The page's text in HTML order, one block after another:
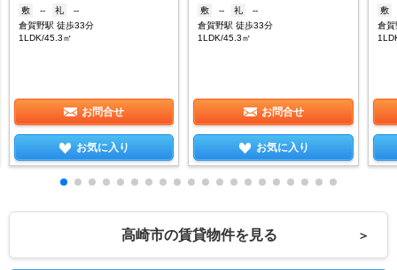
敷
-- 礼
--
倉賀野駅 徒歩33分
1LDK/45.3㎡
お問合せ
お気に入り
敷
-- 礼
--
倉賀野駅 徒歩33分
1LDK/45.3㎡
お問合せ
お気に入り
敷
倉
高崎市の賃貸物件を見る ＞